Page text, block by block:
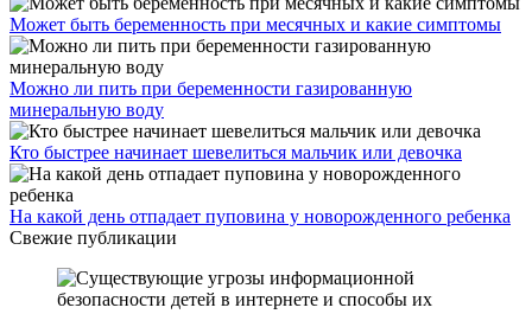
Может быть беременность при месячных и какие симптомы
Можно ли пить при беременности газированную
минеральную воду
Кто быстрее начинает шевелиться мальчик или девочка
На какой день отпадает пуповина у новорожденного ребенка
Свежие публикации